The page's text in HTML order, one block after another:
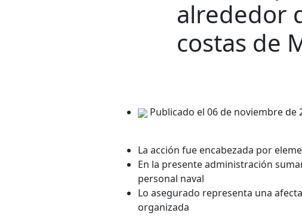
alrededor
costas de
Publicado el 06 de noviembre de
La acción fue encabezada por
En la presente administración
personal naval
Lo asegurado representa una
organizada